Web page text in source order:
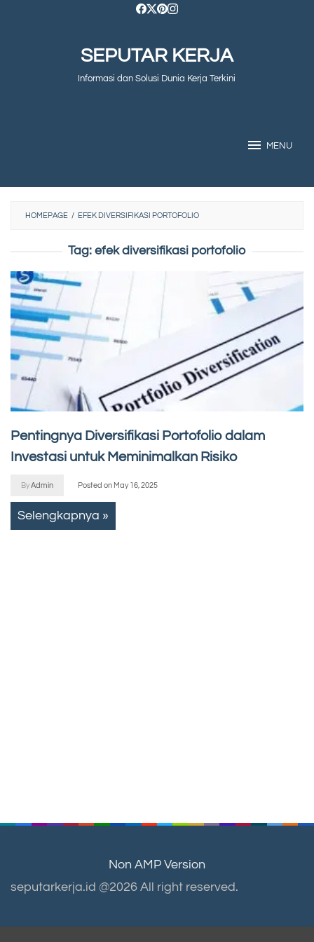
SEPUTAR KERJA
Informasi dan Solusi Dunia Kerja Terkini
MENU
HOMEPAGE / EFEK DIVERSIFIKASI PORTOFOLIO
Tag:efek diversifikasi portofolio
Pentingnya Diversifikasi Portofolio dalam
Investasi untuk Meminimalkan Risiko
ByAdmin Posted on May 16, 2025
Selengkapnya »
Non AMP Version
seputarkerja.id @2026 All right reserved.